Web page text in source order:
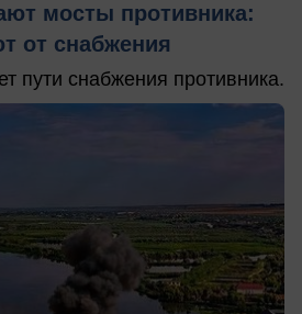
мосты противника:
от снабжения
пути снабжения противника.